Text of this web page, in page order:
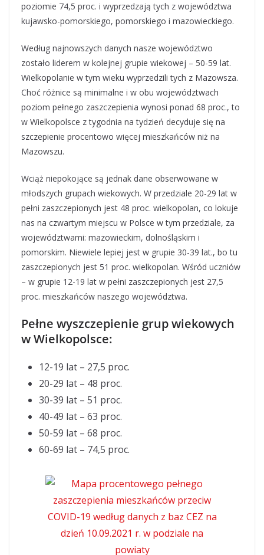
poziomie 74,5 proc. i wyprzedzają tych z województwa
kujawsko-pomorskiego, pomorskiego i mazowieckiego.
Według najnowszych danych nasze województwo
zostało liderem w kolejnej grupie wiekowej – 50-59 lat.
Wielkopolanie w tym wieku wyprzedzili tych z Mazowsza.
Choć różnice są minimalne i w obu województwach
poziom pełnego zaszczepienia wynosi ponad 68 proc., to
w Wielkopolsce z tygodnia na tydzień decyduje się na
szczepienie procentowo więcej mieszkańców niż na
Mazowszu.
Wciąż niepokojące są jednak dane obserwowane w
młodszych grupach wiekowych. W przedziale 20-29 lat w
pełni zaszczepionych jest 48 proc. wielkopolan, co lokuje
nas na czwartym miejscu w Polsce w tym przedziale, za
województwami: mazowieckim, dolnośląskim i
pomorskim. Niewiele lepiej jest w grupie 30-39 lat., bo tu
zaszczepionych jest 51 proc. wielkopolan. Wśród uczniów
– w grupie 12-19 lat w pełni zaszczepionych jest 27,5
proc. mieszkańców naszego województwa.
Pełne wyszczepienie grup wiekowych
w Wielkopolsce:
12-19 lat – 27,5 proc.
20-29 lat – 48 proc.
30-39 lat – 51 proc.
40-49 lat – 63 proc.
50-59 lat – 68 proc.
60-69 lat – 74,5 proc.